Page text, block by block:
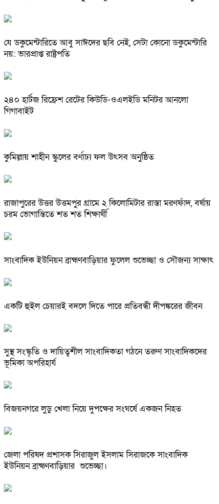
যে ডকুমেন্টারিতে আবু সাঈদের ছবি নেই, সেটা কোনো ডকুমেন্টারি
নয়: ভারপ্রাপ্ত রাষ্ট্রপতি
২৪০ হার্টজ রিফ্রেশ রেটের কিউডি-ওএলইডি মনিটর আনলো
গিগাবাইট
কুমিল্লায় শাহীন স্কুলের বর্ণাঢ্য ফল উৎসব অনুষ্ঠিত
রাজাপুরের উত্তর উত্তমপুর গ্রামে ২ কিলোমিটার রাস্তা মরণফাঁদ, বর্ষায়
চরম ভোগান্তিতে শত শত শিক্ষার্থী
সাংবাদিক ইউনিয়ন ব্রাহ্মণবাড়িয়ার ফুলেল শুভেচ্ছা ও সৌজন্য সাক্ষাৎ
একটি হুইল চেয়ারই বদলে দিতে পারে প্রতিবন্ধী দীপঙ্করের জীবন
সুস্থ সংস্কৃতি ও দায়িত্বশীল সাংবাদিকতা গঠনে তরুণ সাংবাদিকদের
ভূমিকা অপরিহার্য
বিজয়নগরে লুডু খেলা নিয়ে দুপক্ষের সংঘর্ষে একজন নিহত
জেলা পরিষদ প্রশাসক সিরাজুল ইসলাম সিরাজকে সাংবাদিক
ইউনিয়ন ব্রাহ্মণবাড়িয়ার শুভেচ্ছা।